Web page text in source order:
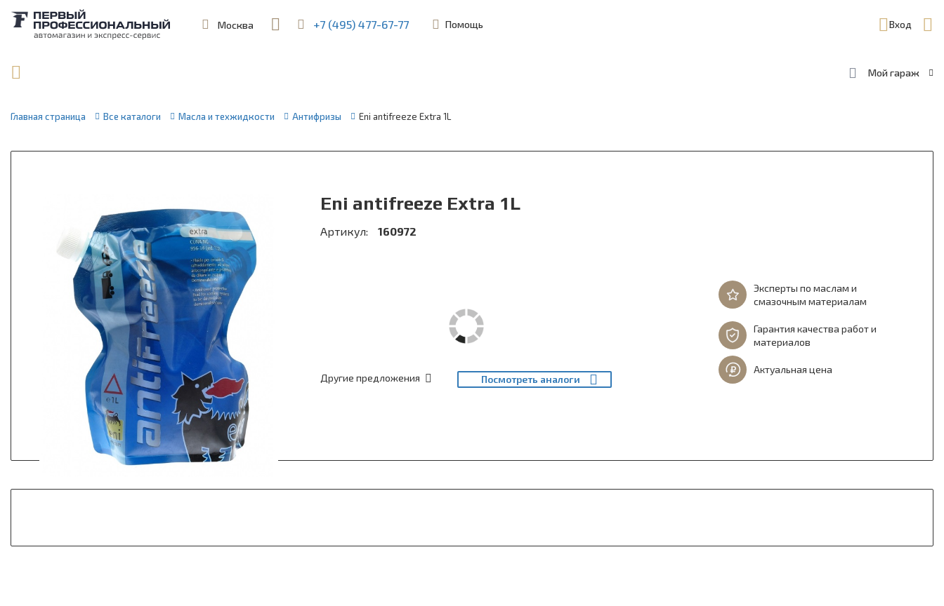
Москва ул. Шереметьевская, 45Б
+7 (495) 477-67-77 Помощь Вход
Мой гараж
Главная страница Все каталоги Масла и техжидкости Антифризы Eni antifreeze Extra 1L
Eni antifreeze Extra 1L
Артикул: 160972
Другие предложения Посмотреть аналоги
Эксперты по маслам и
смазочным материалам
Гарантия качества работ и
материалов
Актуальная цена